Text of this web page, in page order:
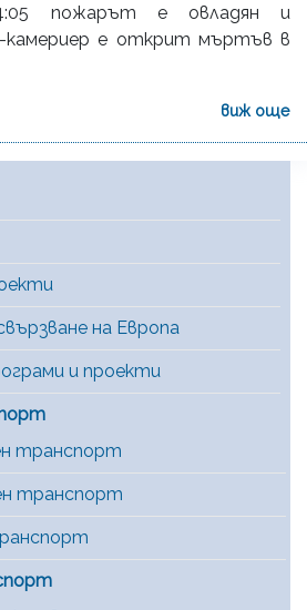
пожарът е овладян и
камериер е открит мъртъв в
виж още
на Европа
и проекти
транспорт
транспорт